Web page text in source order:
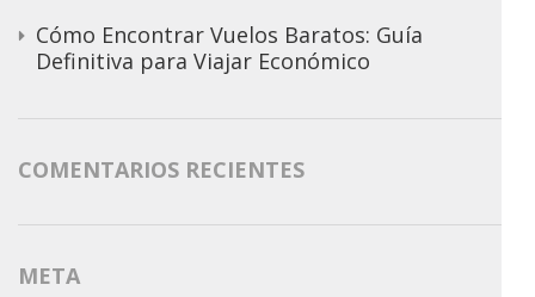
Cómo Encontrar Vuelos Baratos: Guía
Definitiva para Viajar Económico
COMENTARIOS RECIENTES
META